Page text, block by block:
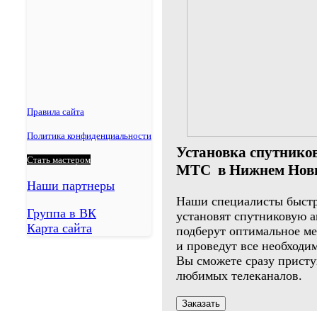
Правила сайта
Политика конфиденциальности
Стать мастером
Наши партнеры
Группа в ВК
Карта сайта
Установка
МТС в Нижнем
Наши специалисты
установят
подберут оптимальное
и проведут все
Вы сможете сразу
любимых телеканалов.
Заказать